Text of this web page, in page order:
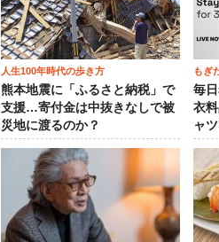
人生100年時代の歩き方
熊本地震に「ふるさと納税」で
支援…寄付金は中抜きなしで被
災地に渡るのか？
もぎ
毎
衣
ャ